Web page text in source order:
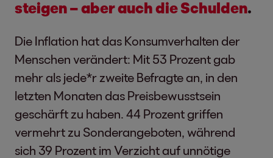
steigen – aber auch die Schulden.
Die Inflation hat das Konsumverhalten der
Menschen verändert: Mit 53 Prozent gab
mehr als jede*r zweite Befragte an, in den
letzten Monaten das Preisbewusstsein
geschärft zu haben. 44 Prozent griffen
vermehrt zu Sonderangeboten, während
sich 39 Prozent im Verzicht auf unnötige